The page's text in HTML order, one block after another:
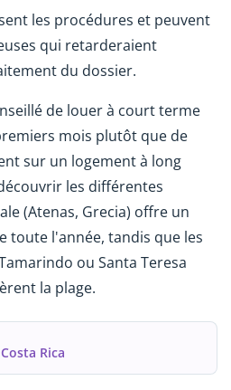
les procédures et peuvent
qui retarderaient
du dossier.
de louer à court terme
mois plutôt que de
sur un logement à long
les différentes
(Atenas, Grecia) offre un
toute l'année, tandis que les
ou Santa Teresa
la plage.
Rica